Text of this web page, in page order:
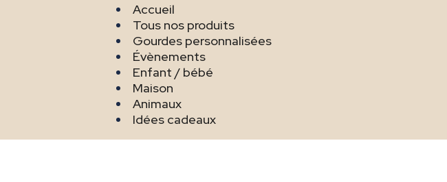
Accueil
Tous nos produits
Gourdes personnalisées
Évènements
Enfant / bébé
Maison
Animaux
Idées cadeaux